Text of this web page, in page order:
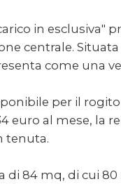
in esclusiva"
centrale.
come una
per il
euro al mese, la
tenuta.
84 mq, di cui